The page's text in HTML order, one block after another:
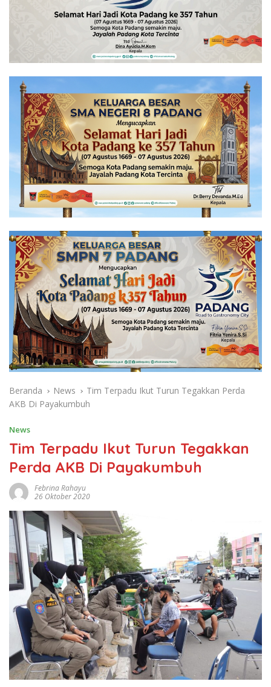
Beranda News
Tim Terpadu Ikut Turun Tegakkan Perda
AKB Di Payakumbuh
News
Tim Terpadu Ikut Turun Tegakkan
Perda AKB Di Payakumbuh
Febrina Rahayu
26 Oktober 2020